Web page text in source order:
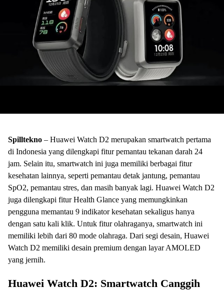
Spilltekno – Huawei Watch D2 merupakan smartwatch pertama
di Indonesia yang dilengkapi fitur pemantau tekanan darah 24
jam. Selain itu, smartwatch ini juga memiliki berbagai fitur
kesehatan lainnya, seperti pemantau detak jantung, pemantau
SpO2, pemantau stres, dan masih banyak lagi. Huawei Watch D2
juga dilengkapi fitur Health Glance yang memungkinkan
pengguna memantau 9 indikator kesehatan sekaligus hanya
dengan satu kali klik. Untuk fitur olahraganya, smartwatch ini
memiliki lebih dari 80 mode olahraga. Dari segi desain, Huawei
Watch D2 memiliki desain premium dengan layar AMOLED
yang jernih.
Huawei Watch D2: Smartwatch Canggih